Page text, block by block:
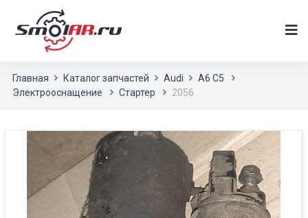
Главная Каталог запчастей Audi
A6 C5
Электрооснащение
Стартер 2056